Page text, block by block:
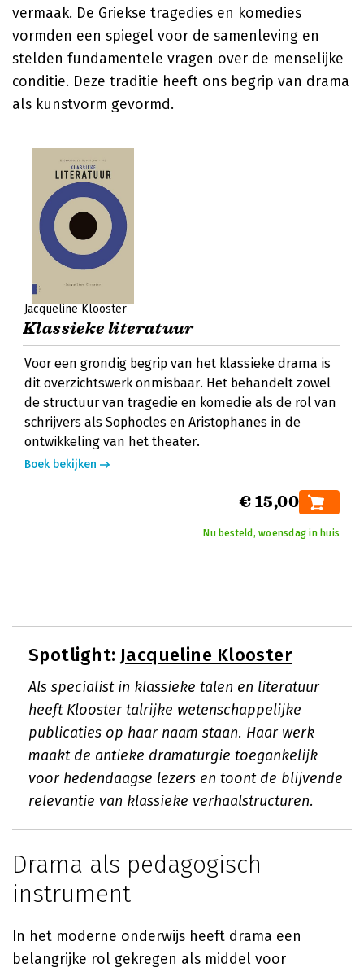
vermaak. De Griekse tragedies en komedies
vormden een spiegel voor de samenleving en
stelden fundamentele vragen over de menselijke
conditie. Deze traditie heeft ons begrip van drama
als kunstvorm gevormd.
Jacqueline Klooster
Klassieke literatuur
Voor een grondig begrip van het klassieke drama is
dit overzichtswerk onmisbaar. Het behandelt zowel
de structuur van tragedie en komedie als de rol van
schrijvers als Sophocles en Aristophanes in de
ontwikkeling van het theater.
Boek bekijken
€ 15,00
Nu besteld, woensdag in huis
Spotlight: Jacqueline Klooster
Als specialist in klassieke talen en literatuur
heeft Klooster talrijke wetenschappelijke
publicaties op haar naam staan. Haar werk
maakt de antieke dramaturgie toegankelijk
voor hedendaagse lezers en toont de blijvende
relevantie van klassieke verhaalstructuren.
Drama als pedagogisch
instrument
In het moderne onderwijs heeft drama een
belangrijke rol gekregen als middel voor